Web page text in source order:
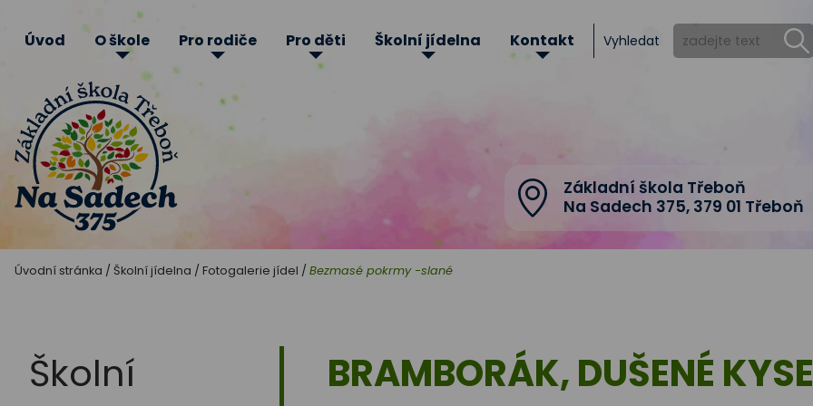
Základní
Třeboň
Základní škola Třeboň
Na Sadech 375,379 01 Třeboň
Úvod O škole Pro rodiče Pro děti Školní jídelna Kontakt Vyhledat
Úvodní stránka / Školní jídelna / Fotogalerie jídel / Bezmasé pokrmy -slané
BRAMBORÁK, DUŠENÉ
Školní